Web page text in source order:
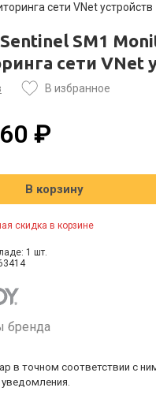
сети VNet устройств
SM1
сети VNet
В избранное
₽
В корзину
скидка в корзине
1 шт.
бренда
в точном соответствии с
уведомления.